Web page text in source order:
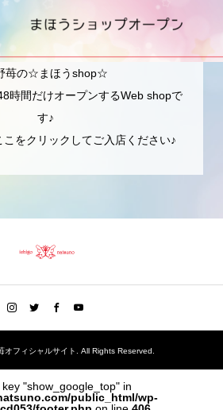
苺の☆まほうshop☆
時間だけオープンするWeb shopで
す♪
こをクリックしてご入店ください♪
オフィシャルサイト. All Rights Reserved.
"show_google_top" in
public_html/wp-